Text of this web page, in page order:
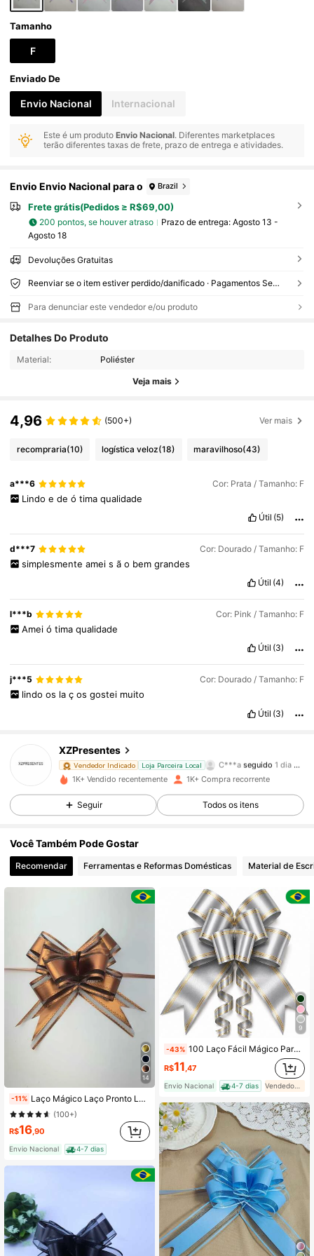
Tamanho
F
Enviado De
Envio Nacional Internacional
Este é um produtoEnvio Nacional. Diferentes marketplaces
terão diferentes taxas de frete, prazo de entrega e atividades.
Envio Envio Nacional para o Brazil
Frete grátis(Pedidos ≥ R$69,00)
200 pontos, se houver atraso Prazo de entrega: Agosto 13 -
Agosto 18
Devoluções Gratuitas
Reenviar se o item estiver perdido/danificado · Pagamentos Seguros · Proteção de privacidade
Para denunciar este vendedor e/ou produto
Detalhes Do Produto
Material: Poliéster
Veja mais
4,96 (500+) Ver mais
recompraria(10) logística veloz(18) maravilhoso(43)
a***6 Cor: Prata / Tamanho: F
Lindo e de ó tima qualidade
Útil (5)
d***7 Cor: Dourado / Tamanho: F
simplesmente amei s ã o bem grandes
Útil (4)
l***b Cor: Pink / Tamanho: F
Amei ó tima qualidade
Útil (3)
j***5 Cor: Dourado / Tamanho: F
lindo os la ç os gostei muito
Útil (3)
XZPresentes
Vendedor Indicado Loja Parceira Local C***aseguido 1 dia atrás
4,93
1.6K Seguidores
4,93
4,93 1.6K Seguidores
4,93 1.6K Seguidores
4,93 1.6K Seguidores
4,93 1.6K Seguidores
1K+ Vendido recentemente 1K+ Compra recorrente
Seguir Todos os itens
Você Também Pode Gostar
Recomendar Ferramentas e Reformas Domésticas Material de
14
-11% Laço Mágico Laço Pronto Laço Fácil 30x480mm 10 Unidades
(100+)
R$16,90
Envio Nacional 4-7 dias
9
-43% 100 Laço Fácil Mágico Para Presente - P - M - G / Diversas Cores - 3 Tamanhos / Várias Cores
R$11,47
Envio Nacional 4-7 dias